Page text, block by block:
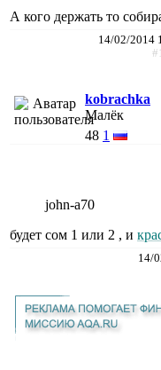
А кого держать то
14/02/2014
kobrachka
Малёк
48 1
john-a70
будет сом 1 или 2 , и
14/